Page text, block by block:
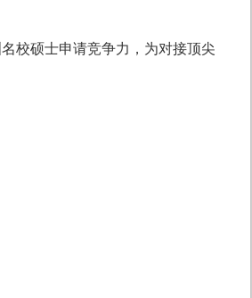
校硕士申请竞争力，为对接顶尖